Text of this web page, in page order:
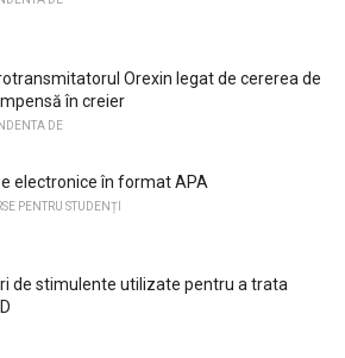
Orexin legat de cererea de
în creier
DE
electronice în format APA
PENTRU STUDENȚI
de stimulente utilizate pentru a trata